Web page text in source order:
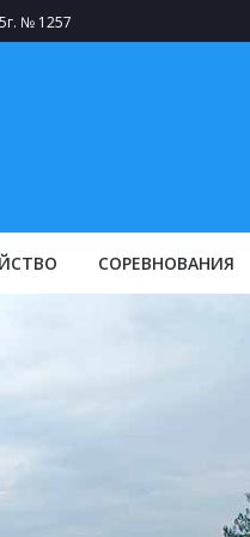
№ 1257
СОРЕВНОВАНИЯ